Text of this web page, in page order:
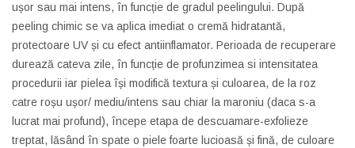
ușor sau mai intens, în funcție de gradul peelingului. După
peeling chimic se va aplica imediat o cremă hidratantă,
protectoare UV și cu efect antiinflamator. Perioada de recuperare
durează cateva zile, în funcție de profunzimea si intensitatea
procedurii iar pielea își modifică textura și culoarea, de la roz
catre roșu ușor/ mediu/intens sau chiar la maroniu (daca s-a
lucrat mai profund), începe etapa de descuamare-exfolieze
treptat, lăsând în spate o piele foarte lucioasă și fină, de culoare